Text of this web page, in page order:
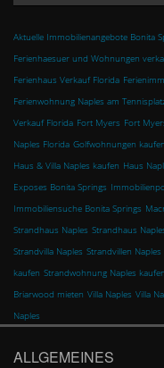
Aktuelle Immobilienangebote Bonita
Ferienhaesuer und Wohnungen
Ferienhaus Verkauf Florida
Ferienwohnung Naples am
Verkauf Florida Fort Myers Fort
Naples Florida Golfwohnungen
Haus & Villa Naples kaufen Haus
Exposes Bonita Springs
Immobiliensuche Bonita Springs
Strandhaus Naples Strandhaus
Strandvilla Naples Strandvillen Naples
kaufen Strandwohnung Naples kaufen
Briarwood mieten Villa Naples Villa
Naples
ALLGEMEINES